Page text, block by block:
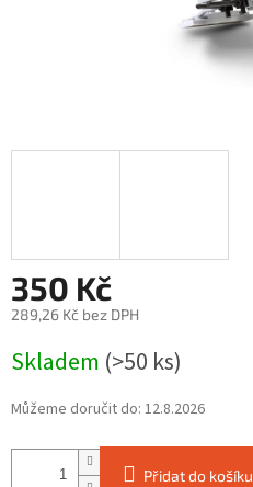
350 Kč
289,26 Kč bez DPH
cena:
Skladem (>50 ks)
Můžeme doručit do: 12.8.2026
Přidat do košíku